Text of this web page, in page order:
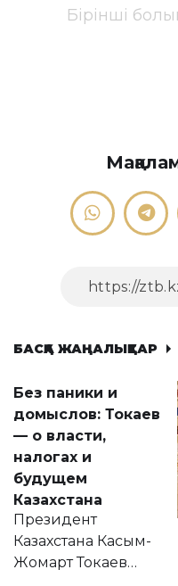
Бірінші
БАСҚА ЖАҢАЛЫҚТАР
Без паники и
домыслов: Токаев
— о власти,
налогах и
будущем
Казахстана
Президент
Казахстана Касым-
Жомарт Токаев